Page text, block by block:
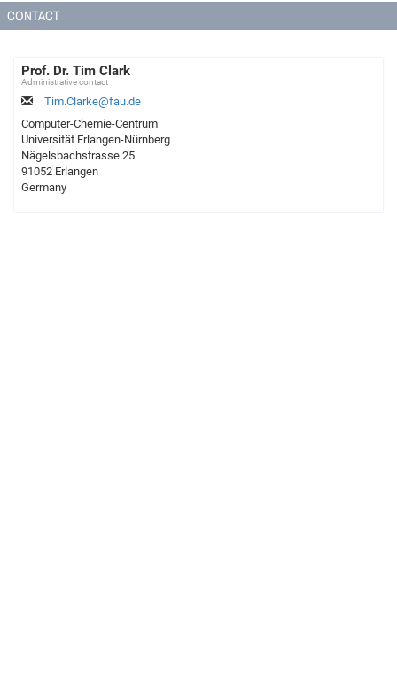
CONTACT
Prof. Dr. Tim Clark
Administrative contact
Tim.Clarke@fau.de
Computer-Chemie-Centrum
Universität Erlangen-Nürnberg
Nägelsbachstrasse 25
91052 Erlangen
Germany